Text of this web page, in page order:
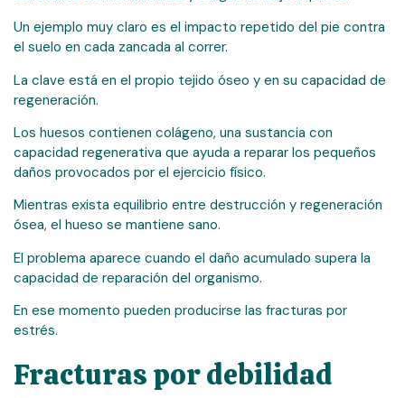
Un ejemplo muy claro es el impacto repetido del pie contra
el suelo en cada zancada al correr.
La clave está en el propio tejido óseo y en su capacidad de
regeneración.
Los huesos contienen colágeno, una sustancia con
capacidad regenerativa que ayuda a reparar los pequeños
daños provocados por el ejercicio físico.
Mientras exista equilibrio entre destrucción y regeneración
ósea, el hueso se mantiene sano.
El problema aparece cuando el daño acumulado supera la
capacidad de reparación del organismo.
En ese momento pueden producirse las fracturas por
estrés.
Fracturas por debilidad